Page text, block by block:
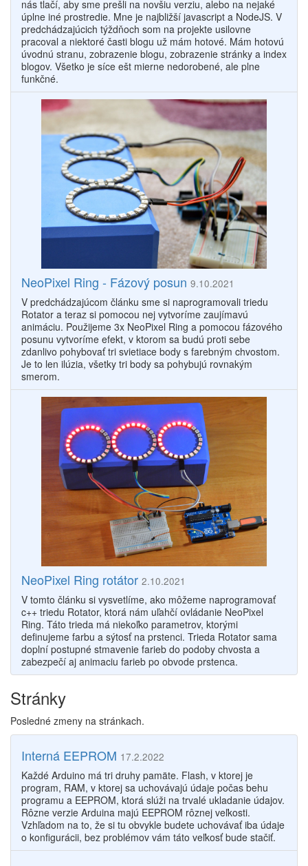
nás tlačí, aby sme prešli na novšiu verziu, alebo na nejaké
úplne iné prostredie. Mne je najbližší javascript a NodeJS. V
predchádzajúcich týždňoch som na projekte usilovne
pracoval a niektoré časti blogu už mám hotové. Mám hotovú
úvodnú stranu, zobrazenie blogu, zobrazenie stránky a index
blogov. Všetko je síce ešt mierne nedorobené, ale plne
funkčné.
NeoPixel Ring - Fázový posun 9.10.2021
V predchádzajúcom článku sme si naprogramovali triedu
Rotator a teraz si pomocou nej vytvoríme zaujímavú
animáciu. Použijeme 3x NeoPixel Ring a pomocou fázového
posunu vytvoríme efekt, v ktorom sa budú proti sebe
zdanlivo pohybovať tri svietiace body s farebným chvostom.
Je to len ilúzia, všetky tri body sa pohybujú rovnakým
smerom.
NeoPixel Ring rotátor 2.10.2021
V tomto článku si vysvetlíme, ako môžeme naprogramovať
c++ triedu Rotator, ktorá nám uľahčí ovládanie NeoPixel
Ring. Táto trieda má niekoľko parametrov, ktorými
definujeme farbu a sýtosť na prstenci. Trieda Rotator sama
doplní postupné stmavenie farieb do podoby chvosta a
zabezpečí aj animaciu farieb po obvode prstenca.
Stránky
Posledné zmeny na stránkach.
Interná EEPROM 17.2.2022
Každé Arduino má tri druhy pamäte. Flash, v ktorej je
program, RAM, v ktorej sa uchovávajú údaje počas behu
programu a EEPROM, ktorá slúži na trvalé ukladanie údajov.
Rôzne verzie Arduina majú EEPROM rôznej veľkosti.
Vzhľadom na to, že si tu obvykle budete uchovávať iba údaje
o konfigurácii, bez problémov vám táto veľkosť bude stačiť.